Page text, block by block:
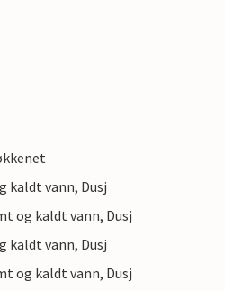
kaldt vann, Dusj
og kaldt vann, Dusj
kaldt vann, Dusj
og kaldt vann, Dusj